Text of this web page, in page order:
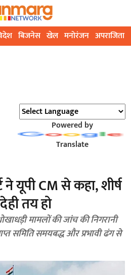
बिजनेस खेल मनोरंजन अपराजिता
Powered by
Translate
ने यूपी CM से कहा, शीर्ष
तय हो
मामलों की जांच की निगरानी
समिति समयबद्ध और प्रभावी ढंग से